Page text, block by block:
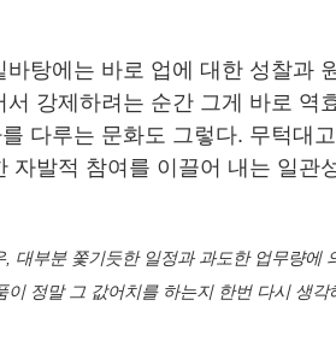
탕에는 바로 업에 대한 성찰과
강제하려는 순간 그게 바로 역
다루는 문화도 그렇다. 무턱대
자발적 참여를 이끌어 내는 일관
대부분 쫓기듯한 일정과 과도한 업무량에
정말 그 값어치를 하는지 한번 다시 생각